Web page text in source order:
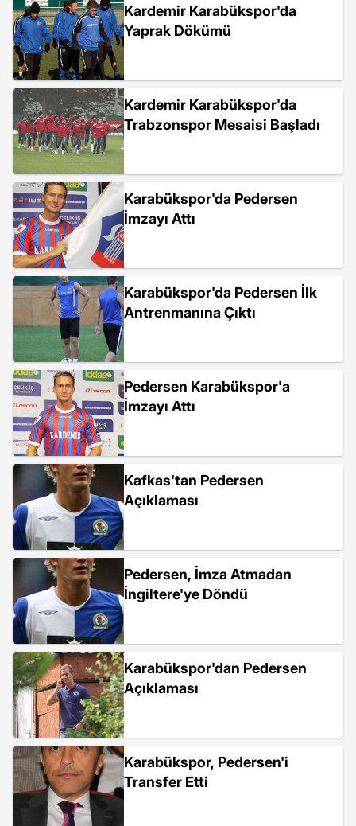
Kardemir Karabükspor'da
Yaprak Dökümü
Kardemir Karabükspor'da
Trabzonspor Mesaisi Başladı
Karabükspor'da Pedersen
İmzayı Attı
Karabükspor'da Pedersen İlk
Antrenmanına Çıktı
Pedersen Karabükspor'a
İmzayı Attı
Kafkas'tan Pedersen
Açıklaması
Pedersen, İmza Atmadan
İngiltere'ye Döndü
Karabükspor'dan Pedersen
Açıklaması
Karabükspor, Pedersen'i
Transfer Etti